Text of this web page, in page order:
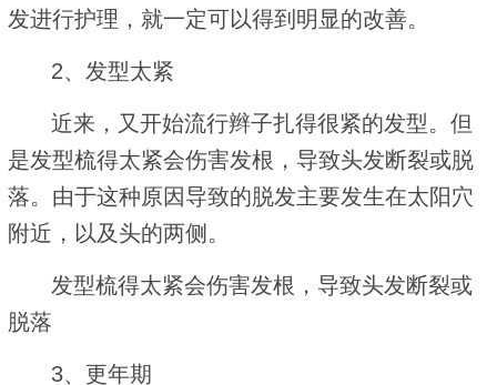
发进行护理，就一定可以得到明显的改善。
2、发型太紧
近来，又开始流行辫子扎得很紧的发型。但
是发型梳得太紧会伤害发根，导致头发断裂或脱
落。由于这种原因导致的脱发主要发生在太阳穴
附近，以及头的两侧。
发型梳得太紧会伤害发根，导致头发断裂或
脱落
3、更年期